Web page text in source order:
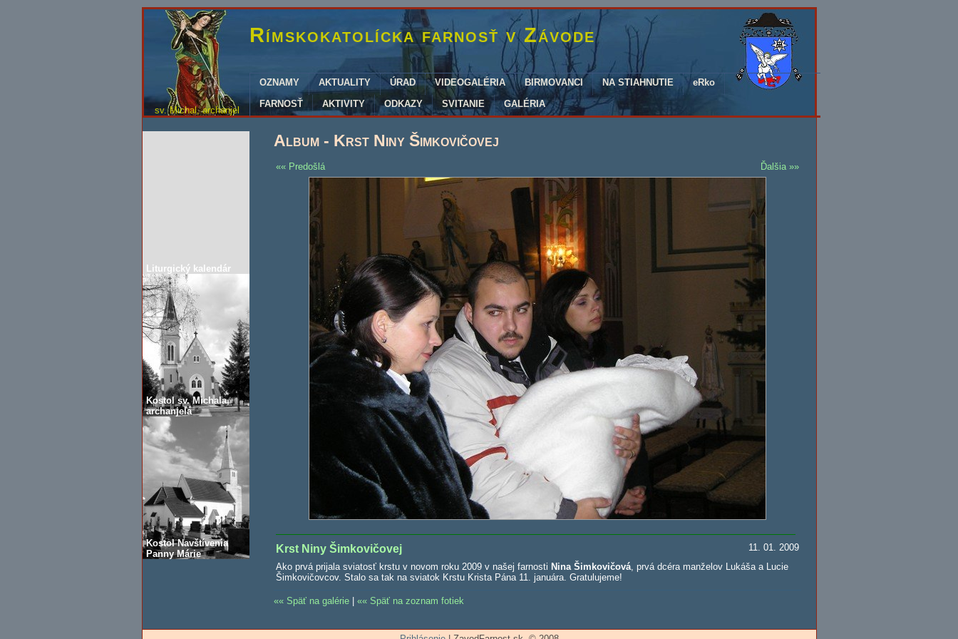
Rímskokatolícka farnosť v Závode
OZNAMY AKTUALITY ÚRAD VIDEOGALÉRIA BIRMOVANCI NA STIAHNUTIE
eRko
FARNOSŤ
AKTIVITY ODKAZY SVITANIE GALÉRIA
sv. Michal, archanjel
Liturgický kalendár
Kostol sv. Michala,
archanjela
Kostol Navštívenia
Panny Márie
Album - Krst Niny Šimkovičovej
Ďalšia
Predošlá
11. 01. 2009
Krst Niny Šimkovičovej
Ako prvá prijala sviatosť krstu v novom roku 2009 v našej farnosti Nina Šimkovičová, prvá dcéra manželov Lukáša a Lucie
Šimkovičovcov. Stalo sa tak na sviatok Krstu Krista Pána 11. januára. Gratulujeme!
Späť na galérie | Späť na zoznam fotiek